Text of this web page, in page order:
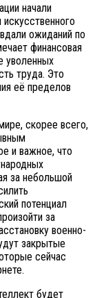
начали
ожиданий по
финансовая
уволенных
труда. Это
её пределов
скорее всего,
и важное, что
за небольшой
потенциал
за
военно-
закрытые
сейчас
будет